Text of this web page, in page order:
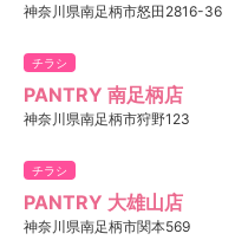
神奈川県南足柄市怒田2816-36
チラシ
PANTRY 南足柄店
神奈川県南足柄市狩野123
チラシ
PANTRY 大雄山店
神奈川県南足柄市関本569